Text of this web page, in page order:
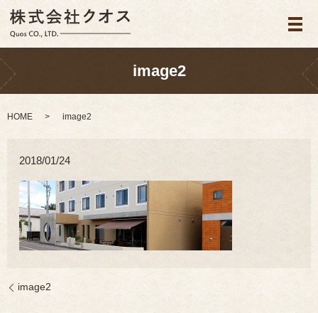
メ
image2
HOME image2
2018/01/24
image2